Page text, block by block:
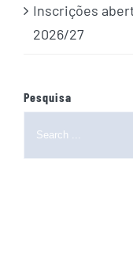
Inscrições
2026/27
Pesquisa